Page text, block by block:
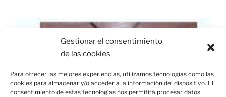
Gestionar el consentimiento
de las cookies
Para ofrecer las mejores experiencias, utilizamos tecnologías como las
cookies para almacenar y/o acceder a la información del dispositivo. El
consentimiento de estas tecnologías nos permitirá procesar datos